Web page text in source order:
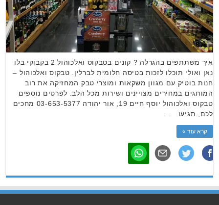
איך משתתפים בהגרלה ? קונים בטבקוס ואלכוהול 2 בקבוקי בלו
נאן ואולי תוכלו לזכות בטיסה חלומית לברלין. טבקוס ואלכוהול –
חנות בוטיק עם מגוון משקאות ומוצרי טבק המחזיקה את רוב
המותגים במחירים מצויינים ושירות מכל הלב. לפרטים נוספים
טבקוס ואלכוהול יוסף חיים 19, אור יהודה 03-653-5377 מחכים
לכם, תגיעו …
קרא עוד »